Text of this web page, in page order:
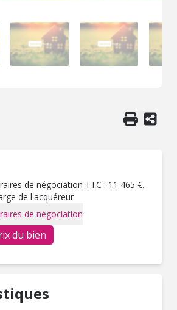
de négociation TTC : 11 465 €.
de l'acquéreur
de négociation
du bien